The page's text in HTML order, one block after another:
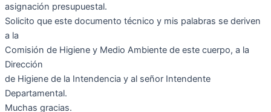
asignación presupuestal.
Solicito que este documento técnico y mis palabras se deriven
a la
Comisión de Higiene y Medio Ambiente de este cuerpo, a la
Dirección
de Higiene de la Intendencia y al señor Intendente
Departamental.
Muchas gracias.